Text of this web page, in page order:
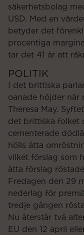
säkerhetsbolag
USD. Med en
betyder det
procentiga
tar det 41 år att
POLITIK
I det brittiska
oanade höjder när
Theresa May.
det brittiska folket
cementerade
hölls åtta
vilket förslag som
åtta förslag
Fredagen den 29
nederlag för
tredje gången
Nu återstår två
EU den 12 april